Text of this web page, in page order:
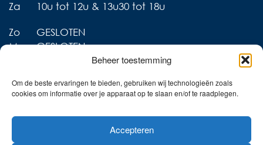
Beheer toestemming
Om de beste ervaringen te bieden, gebruiken wij technologieën zoals
cookies om informatie over je apparaat op te slaan en/of te raadplegen.
Accepteren
Za
10u tot 12u & 13u30 tot 18u
Zo
GESLOTEN
Ma
GESLOTEN
Liever thuis shoppen?
Ontdek onze collecties in